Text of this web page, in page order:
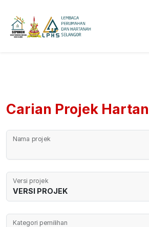
Carian Projek
Nama projek
Versi projek
Kategori pemilihan